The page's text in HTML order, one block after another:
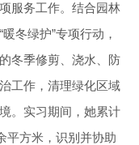
服务工作。结合园林
冬绿护”专项行动，
冬季修剪、浇水、防
工作，清理绿化区域
。实习期间，她累计
平方米，识别并协助